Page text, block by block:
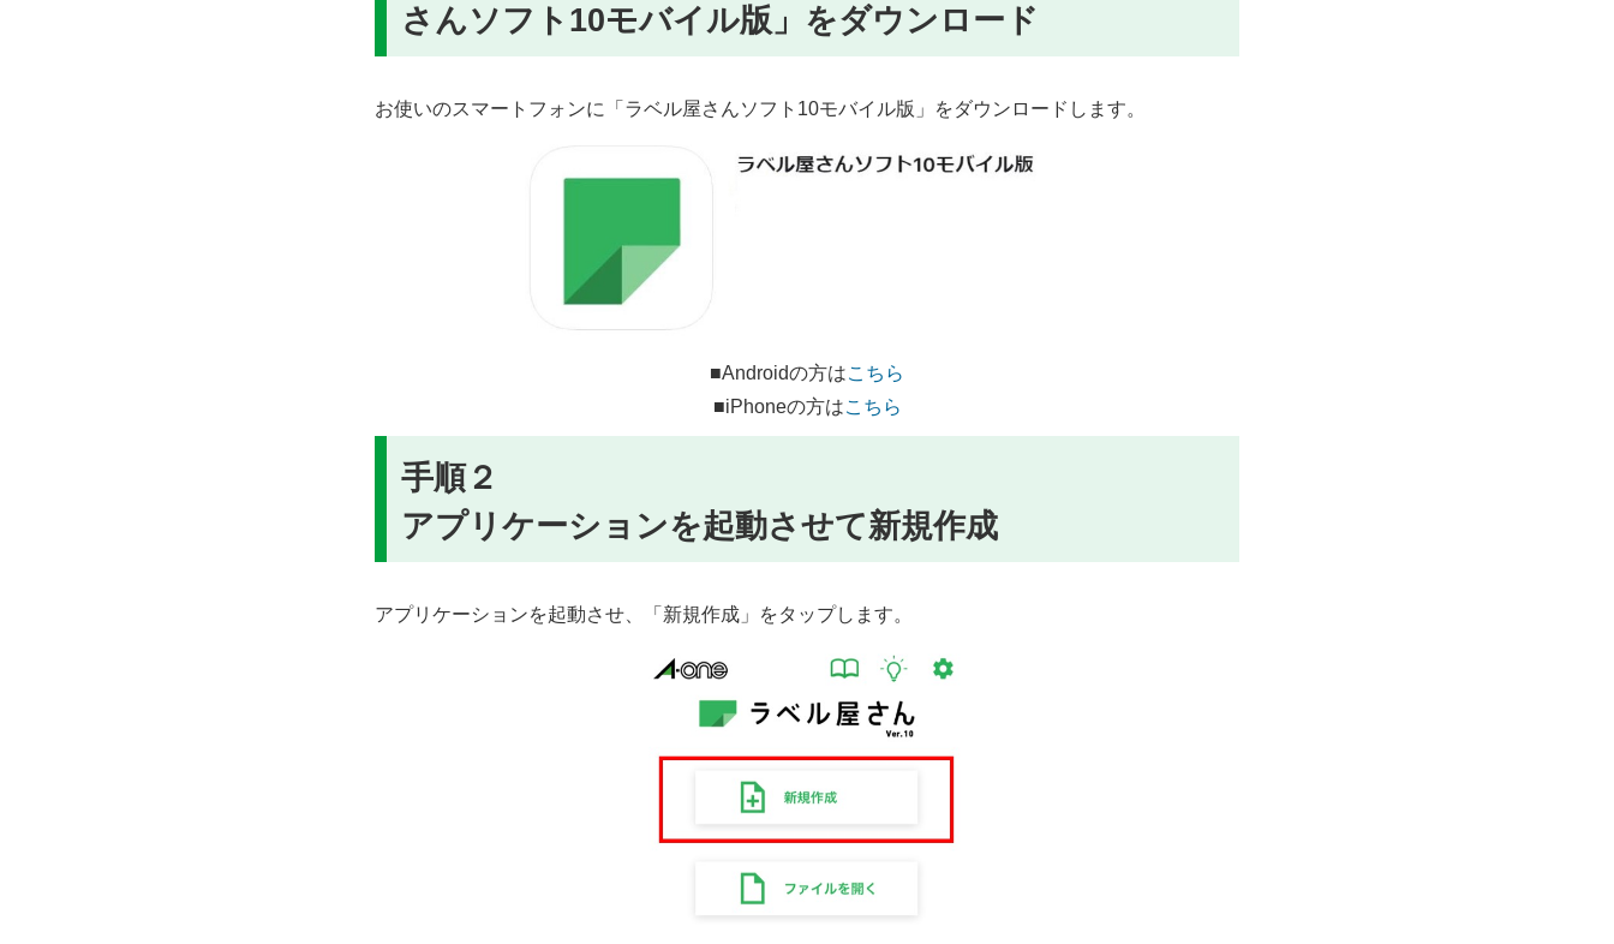
さんソフト10モバイル版」をダウンロード
お使いのスマートフォンに「ラベル屋さんソフト10モバイル版」をダウンロードします。
■Androidの方はこちら
■iPhoneの方はこちら
手順２
アプリケーションを起動させて新規作成
アプリケーションを起動させ、「新規作成」をタップします。